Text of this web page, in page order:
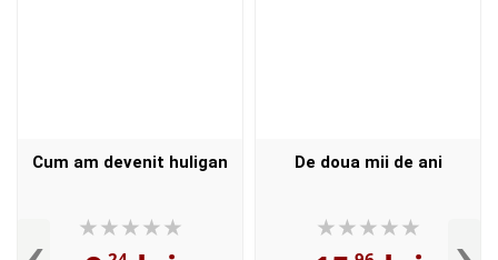
Cum am devenit huligan De doua mii de ani